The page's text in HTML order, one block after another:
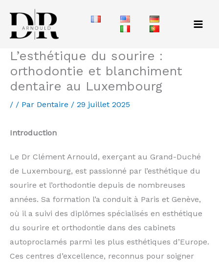
contenu
L’esthétique du sourire :
orthodontie et blanchiment
dentaire au Luxembourg
/ / Par Dentaire / 29 juillet 2025
Introduction
Le Dr Clément Arnould, exerçant au Grand-Duché
de Luxembourg, est passionné par l’esthétique du
sourire et l’orthodontie depuis de nombreuses
années. Sa formation l’a conduit à Paris et Genève,
où il a suivi des diplômes spécialisés en esthétique
du sourire et orthodontie dans des cabinets
autoproclamés parmi les plus esthétiques d’Europe.
Ces centres d’excellence, reconnus pour soigner